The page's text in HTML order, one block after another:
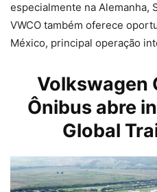
especialmente na Alemanha,
VWCO também oferece
México, principal operação
Volkswagen
Ônibus abre
Global